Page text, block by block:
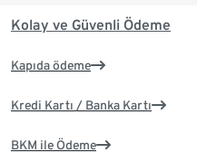
Kolay ve Güvenli Ödeme
Kapıda ödeme
Kredi Kartı / Banka Kartı
BKM ile Ödeme